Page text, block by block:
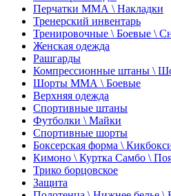
Перчатки ММА \ Накладки
Тренерский инвентарь
Тренировочные \ Боевые \
Женская одежда
Рашгарды
Компрессионные штаны \
Шорты ММА \ Боевые
Верхняя одежда
Спортивные штаны
Футболки \ Майки
Спортивные шорты
Боксерская форма \
Кимоно \ Куртка Самбо \
Трико борцовское
Защита